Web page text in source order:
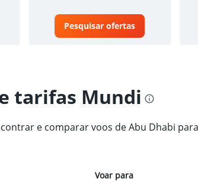
Pesquisar ofertas
tarifas Mundi
e comparar voos de Abu Dhabi
Voar para